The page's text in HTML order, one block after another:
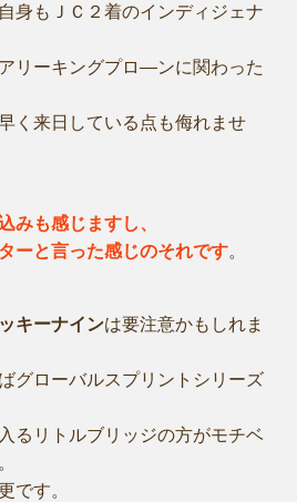
身もＪＣ２着のインディジェナ
リーキングプロ―ンに関わった
く来日している点も侮れませ
みも感じますし、
ーと言った感じのそれです。
キーナインは要注意かもしれま
グローバルスプリントシリーズ
るリトルブリッジの方がモチベ
です。